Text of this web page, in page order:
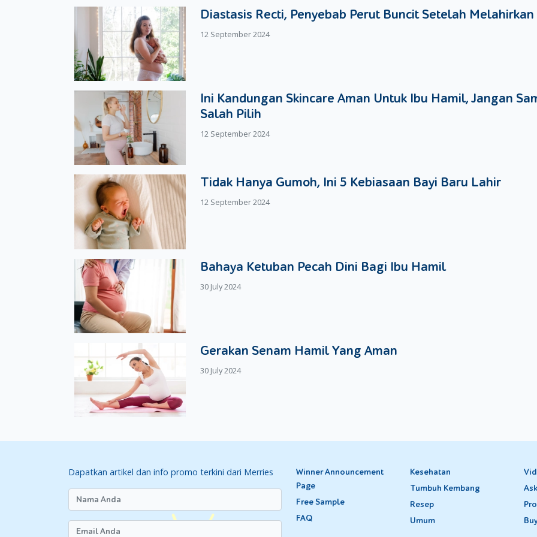
Diastasis Recti, Penyebab Perut Buncit Setelah Melahirkan
12 September 2024
Ini Kandungan Skincare Aman Untuk Ibu Hamil, Jangan
Salah Pilih
12 September 2024
Tidak Hanya Gumoh, Ini 5 Kebiasaan Bayi Baru Lahir
12 September 2024
Bahaya Ketuban Pecah Dini Bagi Ibu Hamil
30 July 2024
Gerakan Senam Hamil Yang Aman
30 July 2024
Dapatkan artikel dan info promo terkini dari Merries
Winner Announcement
Page
Free Sample
FAQ
Kesehatan
Tumbuh Kembang
Resep
Umum